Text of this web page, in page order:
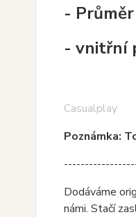
-
- vnitřní
Casualplay
Poznámka:
Dodáváme
námi. Stačí